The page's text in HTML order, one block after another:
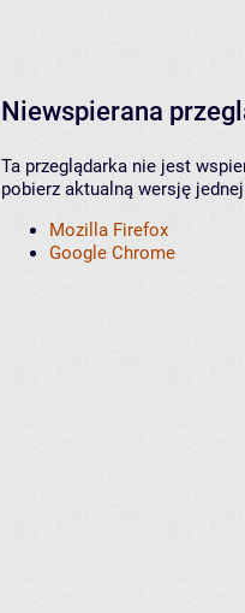
Niewspierana
Ta przeglądarka nie jest
pobierz aktualną wersję
Mozilla Firefox
Google Chrome